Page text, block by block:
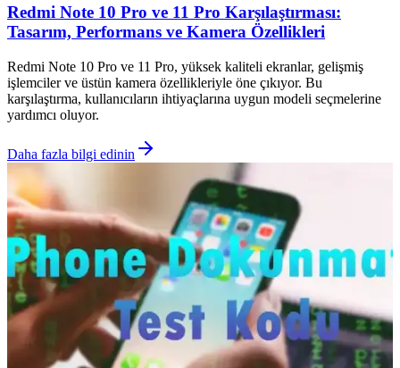
Redmi Note 10 Pro ve 11 Pro Karşılaştırması:
Tasarım, Performans ve Kamera Özellikleri
Redmi Note 10 Pro ve 11 Pro, yüksek kaliteli ekranlar, gelişmiş
işlemciler ve üstün kamera özellikleriyle öne çıkıyor. Bu
karşılaştırma, kullanıcıların ihtiyaçlarına uygun modeli seçmelerine
yardımcı oluyor.
Daha fazla bilgi edinin